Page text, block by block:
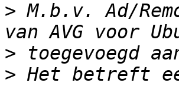
> M.b.v. Ad/
>
> Het betreft